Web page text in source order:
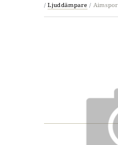
/ Ljuddämpare /